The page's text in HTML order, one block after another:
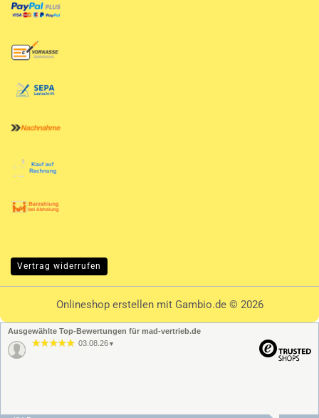
Vertrag widerrufen
Onlineshop erstellenmit Gambio.de © 2026
Ausgewählte Top-Bewertungen für mad-vertrieb.de
03.08.26 ▼